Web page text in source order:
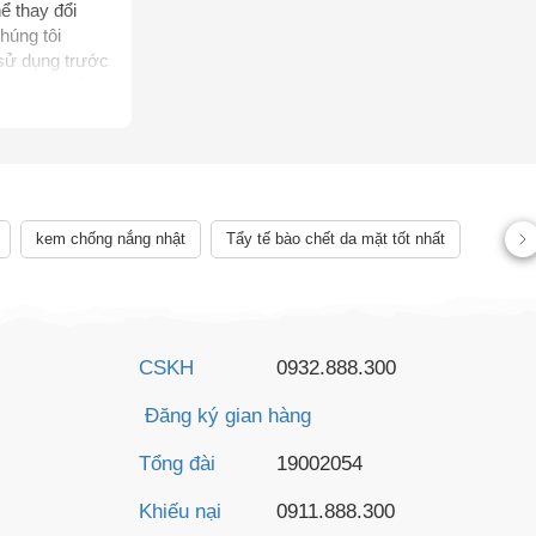
thay đổi
tôi
dụng trước
thể
về sản
kem chống nắng nhật Tẩy tế bào chết da mặt tốt nhất
CSKH 0932.888.300
Đăng ký gian hàng
Tổng đài 19002054
Khiếu nại 0911.888.300